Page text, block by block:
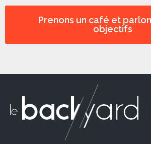
Prenons un café et
objectifs